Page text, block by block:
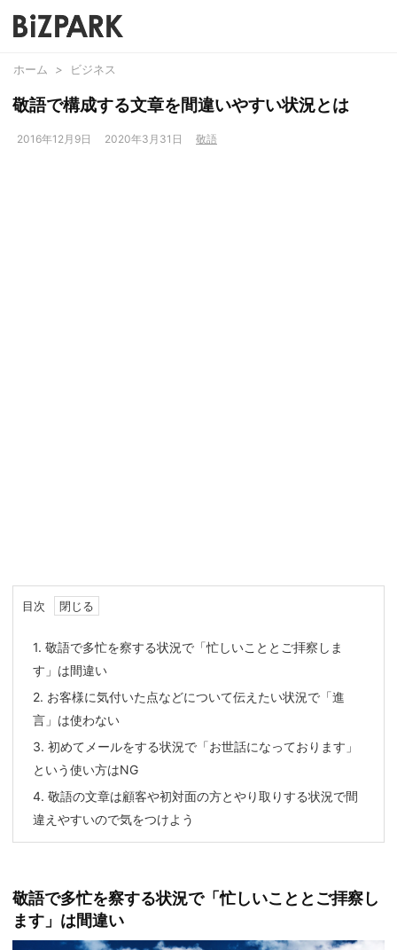
ホーム > ビジネス
敬語で構成する文章を間違いやすい状況とは
2016年12月9日 2020年3月31日 敬語
目次
1. 敬語で多忙を察する状況で「忙しいこととご拝察しま
す」は間違い
2. お客様に気付いた点などについて伝えたい状況で「進
言」は使わない
3. 初めてメールをする状況で「お世話になっております」
という使い方はNG
4. 敬語の文章は顧客や初対面の方とやり取りする状況で間
違えやすいので気をつけよう
敬語で多忙を察する状況で「忙しいこととご拝察し
ます」は間違い